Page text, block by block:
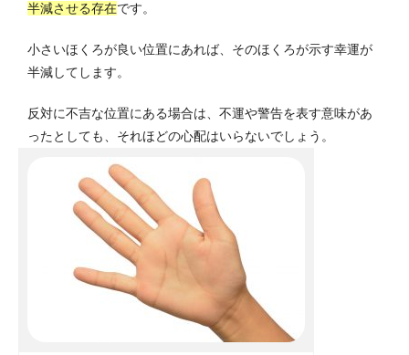
半減させる存在です。
小さいほくろが良い位置にあれば、そのほくろが示す幸運が
半減してします。
反対に不吉な位置にある場合は、不運や警告を表す意味があ
ったとしても、それほどの心配はいらないでしょう。